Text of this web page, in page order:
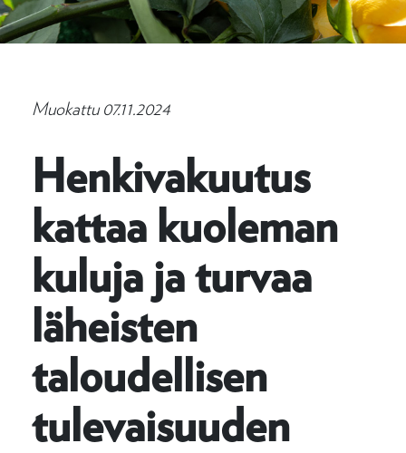
Muokattu 07.11.2024
Henkivakuutus
kattaa kuoleman
kuluja ja turvaa
läheisten
taloudellisen
tulevaisuuden